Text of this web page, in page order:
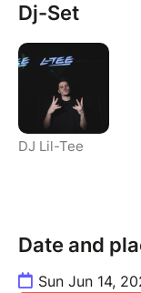
Dj-Set
DJ Lil-Tee
Date and
Sun Jun 14,